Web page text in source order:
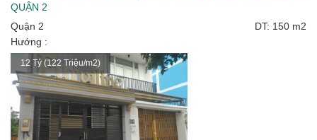
QUẬN 2
Quận 2
DT: 150 m2
Hướng :
12 Tỷ (122 Triệu/m2)